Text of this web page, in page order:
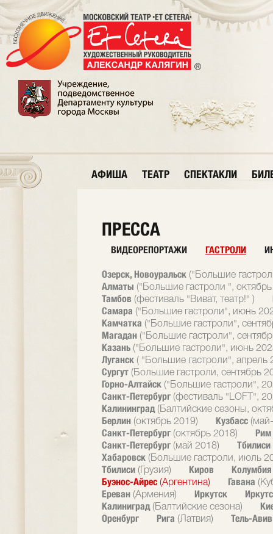
АФИША ТЕАТР СПЕКТАКЛИ
ПРЕССА
ВИДЕОРЕПОРТАЖИ ГАСТРОЛИ
Озерск, Новоуральск ("Большие
Алматы ("Большие гастроли ",
Тамбов (фестиваль "Виват, театр!" )
Самара ("Большие гастроли", июнь
Камчатка ("Большие гастроли",
Магадан ("Большие гастроли",
Казань ("Большие гастроли", июнь
Луганск ( "Большие гастроли", апрель
Сургут (Большие гастроли, сентябрь
Горно-Алтайск ("Большие гастроли",
Санкт-Петербург (фестиваль "LOFT",
Калининград (Балтийские сезоны,
Берлин (октябрь 2019) Кузбасс
Санкт-Петербург (октябрь 2018)
Рим
Санкт-Петербург (май 2018)
Тбилиси
Хабаровск (Большие гастроли, июль
Тбилиси (Грузия) Киров
Буэнос-Айрес (Аргентина) Гавана
Ереван (Армения) Иркутск
Калиниград (Балтийские сезона)
Оренбург
Рига (Латвия) Тель-